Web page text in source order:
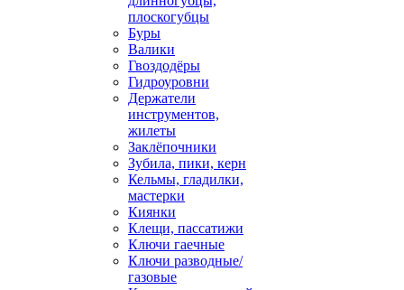
плоскогубцы
Буры
Валики
Гвоздодёры
Гидроуровни
Держатели
инструментов,
жилеты
Заклёпочники
Зубила, пики, керн
Кельмы, гладилки,
мастерки
Киянки
Клещи, пассатижи
Ключи гаечные
Ключи разводные/
газовые